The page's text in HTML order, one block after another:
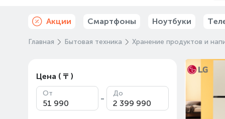
Акции Смартфоны Ноутбуки
Главная Бытовая техника Хранение продуктов и
Цена ( ₸ )
От - До